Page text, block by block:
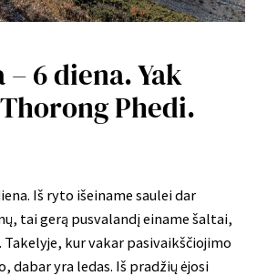
6 diena. Yak
Phedi.
Iš ryto išeiname saulei dar
tai gerą pusvalandį einame šaltai,
Takelyje, kur vakar pasivaikščiojimo
dabar yra ledas. Iš pradžių ėjosi